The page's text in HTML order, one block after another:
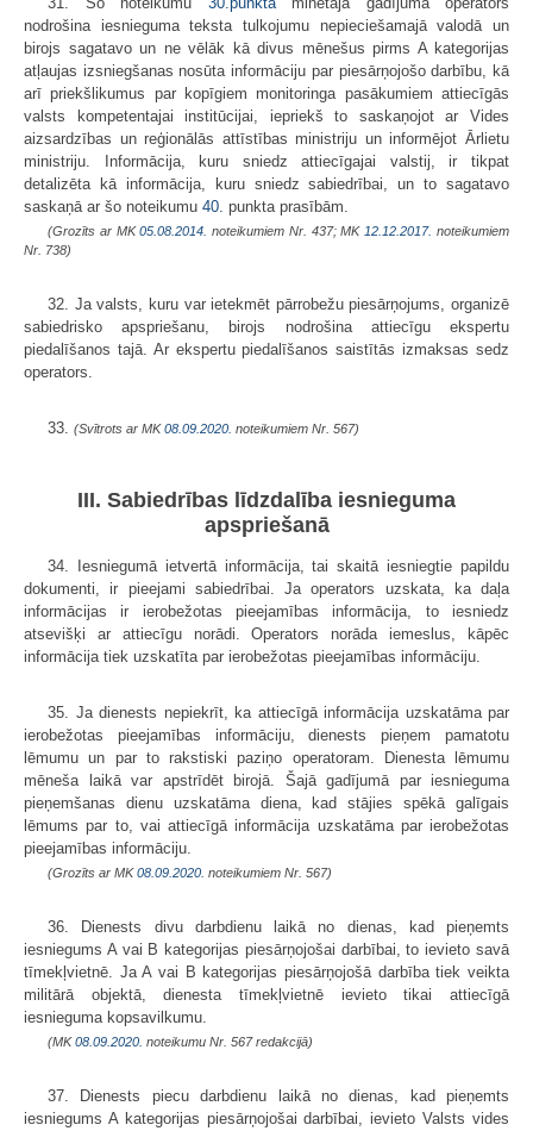
nodrošina iesnieguma teksta tulkojumu nepieciešamajā valodā un
birojs sagatavo un ne vēlāk kā divus mēnešus pirms A kategorijas
atļaujas izsniegšanas nosūta informāciju par piesārņojošo darbību, kā
arī priekšlikumus par kopīgiem monitoringa pasākumiem attiecīgās
valsts kompetentajai institūcijai, iepriekš to saskaņojot ar Vides
aizsardzības un reģionālās attīstības ministriju un informējot Ārlietu
ministriju. Informācija, kuru sniedz attiecīgajai valstij, ir tikpat
detalizēta kā informācija, kuru sniedz sabiedrībai, un to sagatavo
saskaņā ar šo noteikumu 40. punkta prasībām.
(Grozīts ar MK05.08.2014. noteikumiem Nr. 437; MK 12.12.2017. noteikumiem
Nr. 738)
32. Ja valsts, kuru var ietekmēt pārrobežu piesārņojums, organizē
sabiedrisko apspriešanu, birojs nodrošina attiecīgu ekspertu
piedalīšanos tajā. Ar ekspertu piedalīšanos saistītās izmaksas sedz
operators.
33. (Svītrots ar MK08.09.2020. noteikumiem Nr. 567)
III. Sabiedrības līdzdalība iesnieguma
apspriešanā
34. Iesniegumā ietvertā informācija, tai skaitā iesniegtie papildu
dokumenti, ir pieejami sabiedrībai. Ja operators uzskata, ka daļa
informācijas ir ierobežotas pieejamības informācija, to iesniedz
atsevišķi ar attiecīgu norādi. Operators norāda iemeslus, kāpēc
informācija tiek uzskatīta par ierobežotas pieejamības informāciju.
35. Ja dienests nepiekrīt, ka attiecīgā informācija uzskatāma par
ierobežotas pieejamības informāciju, dienests pieņem pamatotu
lēmumu un par to rakstiski paziņo operatoram. Dienesta lēmumu
mēneša laikā var apstrīdēt birojā. Šajā gadījumā par iesnieguma
pieņemšanas dienu uzskatāma diena, kad stājies spēkā galīgais
lēmums par to, vai attiecīgā informācija uzskatāma par ierobežotas
pieejamības informāciju.
(Grozīts ar MK08.09.2020. noteikumiem Nr. 567)
36. Dienests divu darbdienu laikā no dienas, kad pieņemts
iesniegums A vai B kategorijas piesārņojošai darbībai, to ievieto savā
tīmekļvietnē. Ja A vai B kategorijas piesārņojošā darbība tiek veikta
militārā objektā, dienesta tīmekļvietnē ievieto tikai attiecīgā
iesnieguma kopsavilkumu.
(MK08.09.2020. noteikumu Nr. 567 redakcijā)
37. Dienests piecu darbdienu laikā no dienas, kad pieņemts
iesniegums A kategorijas piesārņojošai darbībai, ievieto Valsts vides